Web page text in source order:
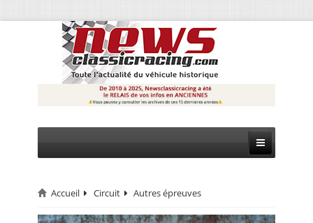
CIRCUIT
Accueil Circuit Autres épreuves